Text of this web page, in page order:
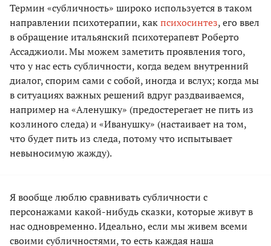
Термин «субличность» широко используется в таком
направлении психотерапии, какпсихосинтез, его ввел
в обращение итальянский психотерапевт Роберто
Ассаджиоли. Мы можем заметить проявления того,
что у нас есть субличности, когда ведем внутренний
диалог, спорим сами с собой, иногда и вслух; когда мы
в ситуациях важных решений вдруг раздваиваемся,
например на «Аленушку» (предостерегает не пить из
козлиного следа) и «Иванушку» (настаивает на том,
что будет пить из следа, потому что испытывает
невыносимую жажду).
Я вообще люблю сравнивать субличности с
персонажами какой-нибудь сказки, которые живут в
нас одновременно. Идеально, если мы живем всеми
своими субличностями, то есть каждая наша